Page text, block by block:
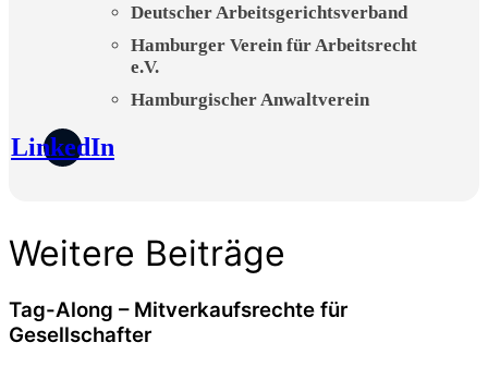
Deutscher Arbeitsgerichtsverband
Hamburger Verein für Arbeitsrecht
e.V.
Hamburgischer Anwaltverein
LinkedIn
Weitere Beiträge
Tag-Along – Mitverkaufsrechte für
Gesellschafter